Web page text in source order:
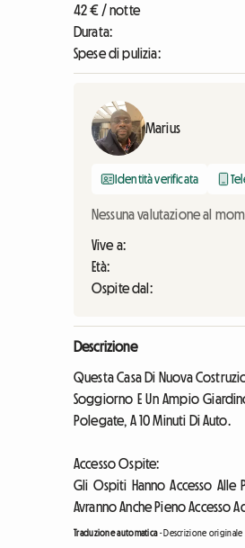
42 € / notte
Durata:
Spese di pulizia:
Marius
Identità verificata
Nessuna valutazione al
Vive a:
Età:
Ospite dal:
Descrizione
Questa Casa Di Nuova
Soggiorno E Un Ampio
Polegate, A 10 Minuti Di Auto.
Accesso Ospite:
Gli Ospiti Hanno Accesso
Avranno Anche Pieno Accesso
Traduzione automatica-Descrizione originale